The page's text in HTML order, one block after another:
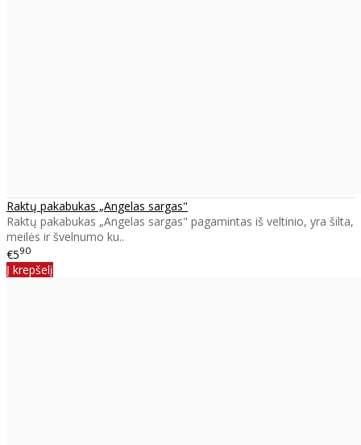
Raktų pakabukas „Angelas sargas"
Raktų pakabukas „Angelas sargas" pagamintas iš veltinio, yra šilta,
meilės ir švelnumo ku..
€590
Į krepšelį